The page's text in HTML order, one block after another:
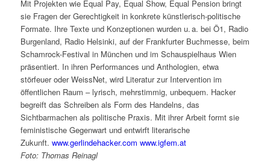
Mit Projekten wie Equal Pay, Equal Show, Equal Pension bringt
sie Fragen der Gerechtigkeit in konkrete künstlerisch-politische
Formate. Ihre Texte und Konzeptionen wurden u. a. bei Ö1, Radio
Burgenland, Radio Helsinki, auf der Frankfurter Buchmesse, beim
Schamrock-Festival in München und im Schauspielhaus Wien
präsentiert. In ihren Performances und Anthologien, etwa
störfeuer oder WeissNet, wird Literatur zur Intervention im
öffentlichen Raum – lyrisch, mehrstimmig, unbequem. Hacker
begreift das Schreiben als Form des Handelns, das
Sichtbarmachen als politische Praxis. Mit ihrer Arbeit formt sie
feministische Gegenwart und entwirft literarische
Zukunft. www.gerlindehacker.com www.igfem.at
Foto: Thomas Reinagl